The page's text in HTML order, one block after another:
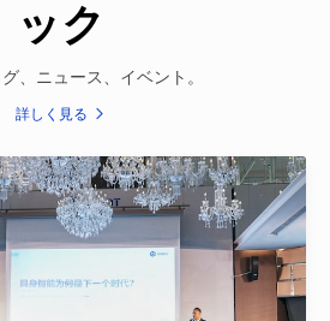
ック
、ニュース、イベント。
詳しく見る